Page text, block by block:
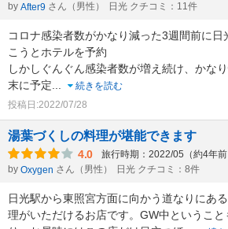
by After9 さん（男性） 日光 クチコミ：11件
コロナ感染者数がかなり減った3週間前に日
こうとホテルを予約
しかしぐんぐん感染者数が増え続け、かな
末に予定
続きを読む
投稿日:2022/07/28
湯葉づくしの料理が堪能できます
4.0 旅行時期：2022/05（約4年前
by Oxygen さん（男性） 日光 クチコミ：8件
日光駅から東照宮方面に向かう道なりにあ
理がいただけるお店です。GW中ということ